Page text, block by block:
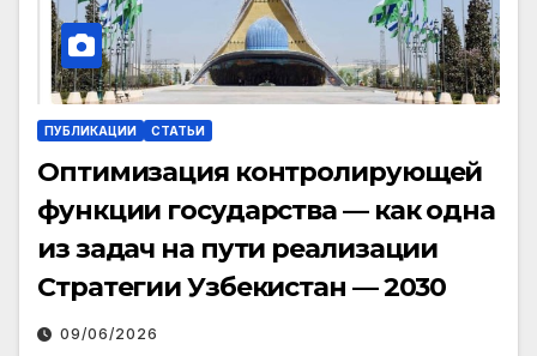
ПУБЛИКАЦИИ СТАТЬИ
Оптимизация контролирующей
функции государства — как одна
из задач на пути реализации
Стратегии Узбекистан — 2030
09/06/2026